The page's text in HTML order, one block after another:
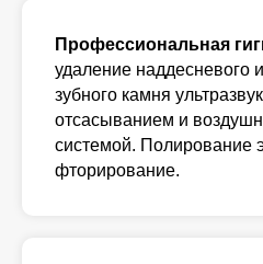
Профессиональная
удаление наддесневого
зубного камня
отсасыванием и
системой. Полирование
фторирование.